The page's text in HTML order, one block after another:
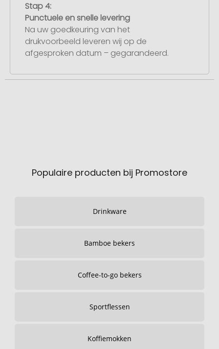
Stap 4:
Punctuele en snelle levering
Na uw goedkeuring van het
drukvoorbeeld leveren wij op de
afgesproken datum – gegarandeerd.
Populaire producten bij Promostore
Drinkware
Bamboe bekers
Coffee-to-go bekers
Sportflessen
Koffiemokken